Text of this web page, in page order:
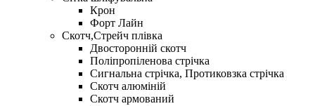
Крон
Форт Лайн
Скотч,Стрейч плівка
Двосторонній скотч
Поліпропіленова стрічка
Сигнальна стрічка, Протиковзка стрічка
Скотч алюміній
Скотч армований